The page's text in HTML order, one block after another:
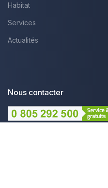
Habitat
Services
Actualités
Nous contacter